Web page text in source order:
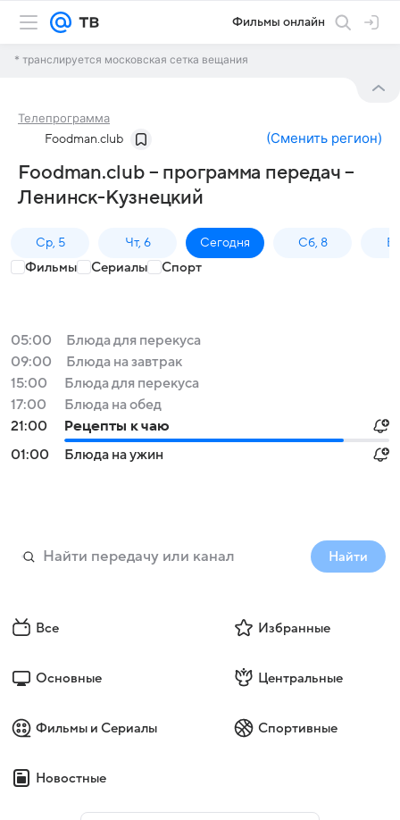
Фильмы онлайн
* транслируется московская сетка вещания
Телепрограмма
Foodman.club (Сменить регион)
Foodman.club – программа передач –
Ленинск-Кузнецкий
Ср, 5 Чт, 6 Сегодня Сб, 8
Фильмы Сериалы Спорт
05:00
Блюда для перекуса
09:00
Блюда на завтрак
15:00
Блюда для перекуса
17:00
Блюда на обед
21:00
Рецепты к чаю
01:00
Блюда на ужин
Найти
Все Избранные
Основные Центральные
Фильмы и Сериалы Спортивные
Новостные